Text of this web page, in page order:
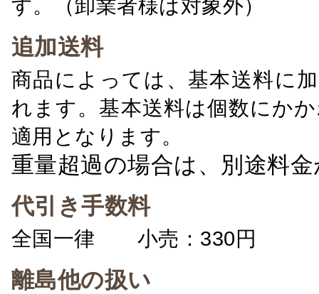
す。（卸業者様は対象外）
追加送料
商品によっては、基本送料に
れます。基本送料は個数にか
適用となります。
重量超過の場合は、別途料
代引き手数料
全国一律 小売：330円 卸
離島他の扱い